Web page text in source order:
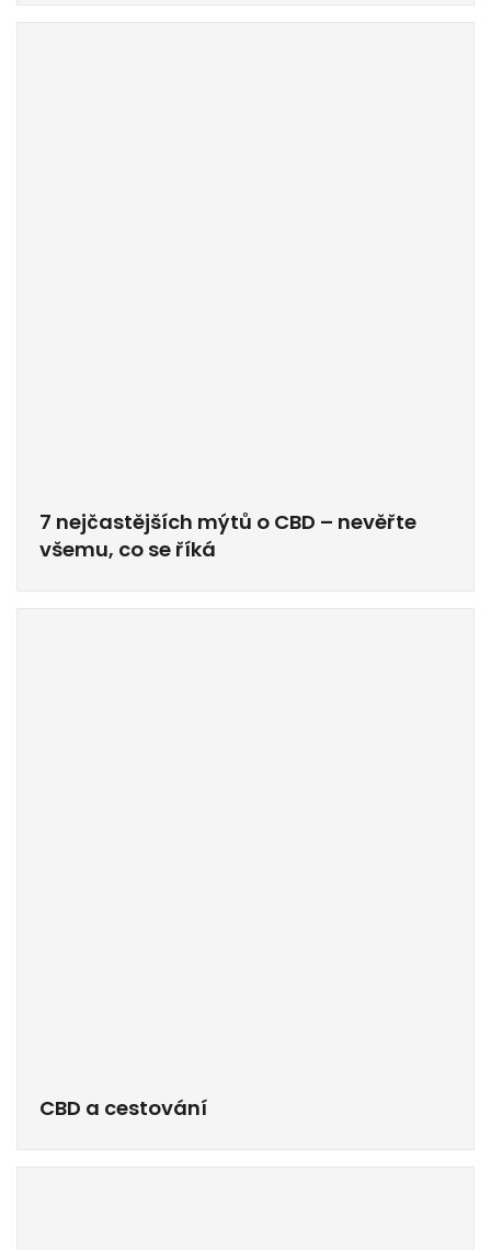
7 nejčastějších mýtů o CBD – nevěřte
všemu, co se říká
CBD a cestování